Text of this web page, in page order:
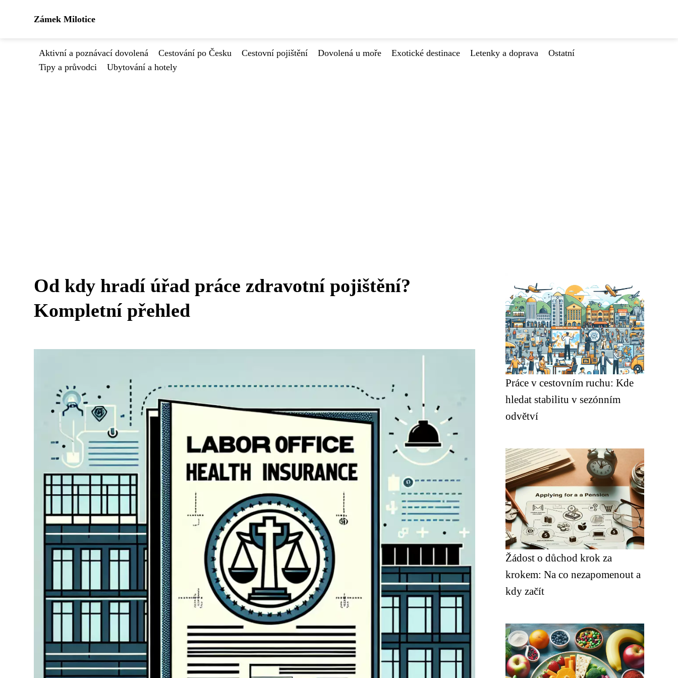
Zámek Milotice
Aktivní a poznávací dovolená Cestování po Česku Cestovní pojištění Dovolená u moře Exotické destinace Letenky a doprava
Ostatní
Tipy a průvodci
Ubytování a hotely
Od kdy hradí úřad práce zdravotní pojištění?
Kompletní přehled
Práce v cestovním ruchu: Kde
hledat stabilitu v sezónním
odvětví
Žádost o důchod krok za
krokem: Na co nezapomenout a
kdy začít